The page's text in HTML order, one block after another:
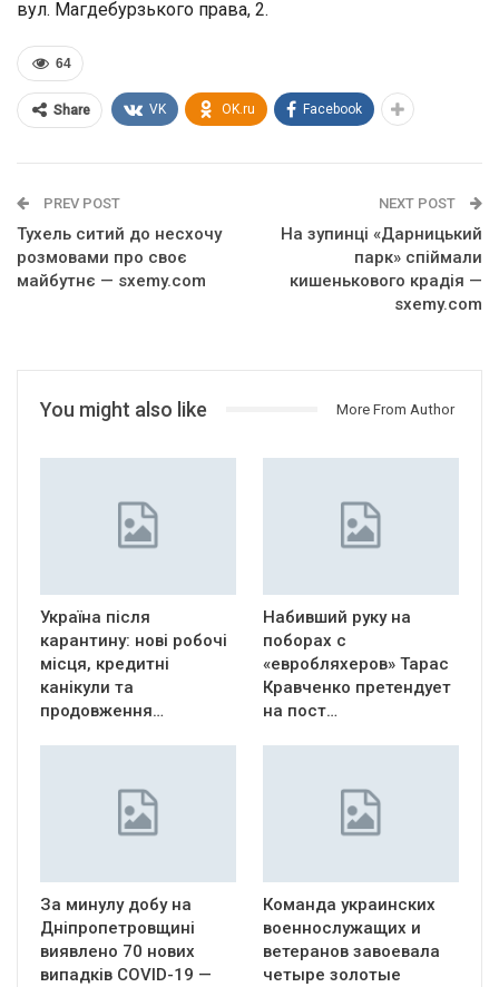
вул. Магдебурзького права, 2.
64
Share VK OK.ru Facebook
PREV POST
Тухель ситий до несхочу
розмовами про своє
майбутнє — sxemy.com
NEXT POST
На зупинці «Дарницький
парк» спіймали
кишенькового крадія —
sxemy.com
You might also like More From Author
Україна після
карантину: нові робочі
місця, кредитні
канікули та
продовження…
Набивший руку на
поборах с
«евробляхеров» Тарас
Кравченко претендует
на пост…
За минулу добу на
Дніпропетровщині
виявлено 70 нових
випадків COVID-19 —
Команда украинских
военнослужащих и
ветеранов завоевала
четыре золотые